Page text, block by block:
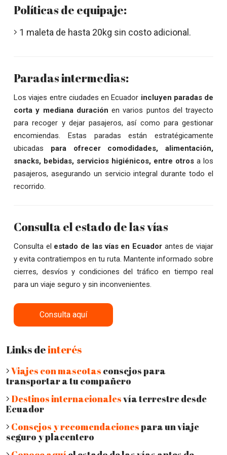
Políticas de equipaje:
1 maleta de hasta 20kg sin costo adicional.
Paradas intermedias:
Los viajes entre ciudades en Ecuador incluyen paradas de
corta y mediana duración en varios puntos del trayecto
para recoger y dejar pasajeros, así como para gestionar
encomiendas. Estas paradas están estratégicamente
ubicadas para ofrecer comodidades, alimentación,
snacks, bebidas, servicios higiénicos, entre otros a los
pasajeros, asegurando un servicio integral durante todo el
recorrido.
Consulta el estado de las vías
Consulta el estado de las vías en Ecuadorantes de viajar
y evita contratiempos en tu ruta. Mantente informado sobre
cierres, desvíos y condiciones del tráfico en tiempo real
para un viaje seguro y sin inconvenientes.
Consulta aquí
Links deinterés
Viajes con mascotas consejos para
transportar a tu compañero
Destinos internacionalesvía terrestre desde
Ecuador
Consejos y recomendacionespara un viaje
seguro y placentero